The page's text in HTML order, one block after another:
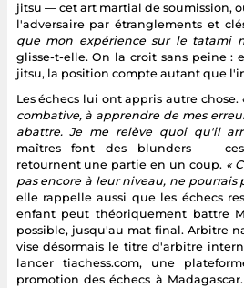
jitsu — cet art martial de soumission,
l'adversaire par étranglements et
que mon expérience sur le tatami
glisse-t-elle. On la croit sans peine :
jitsu, la position compte autant que
Les échecs lui ont appris autre chose.
combative, à apprendre de mes
abattre. Je me relève quoi qu'il
maîtres font des blunders —
retournent une partie en un coup. «
pas encore à leur niveau, ne pourrais
elle rappelle aussi que les échecs
enfant peut théoriquement battre
possible, jusqu'au mat final. Arbitre
vise désormais le titre d'arbitre
lancer tiachess.com, une
promotion des échecs à